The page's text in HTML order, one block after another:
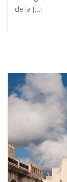
de la […]